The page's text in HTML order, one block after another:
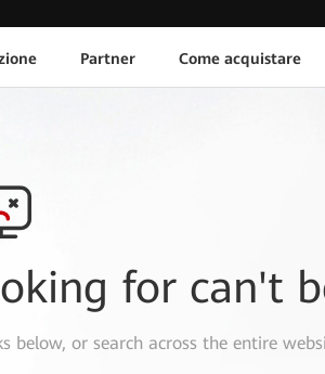
Partner Come acquistare
for can't
below, or search across the entire